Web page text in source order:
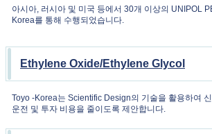
아시아, 러시아 및 미국 등에서 30개 이상의 UNIPOL
Korea를 통해 수행되었습니다.
Ethylene Oxide/Ethylene Glycol
Toyo -Korea는 Scientific Design의 기술을 활용하여
운전 및 투자 비용을 줄이도록 제안합니다.